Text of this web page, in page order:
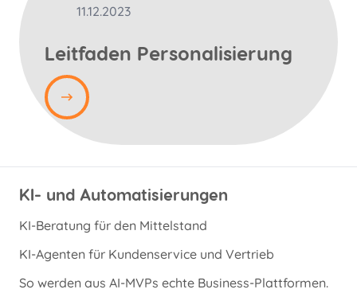
11.12.2023
Leitfaden Personalisierung
KI- und Automatisierungen
KI-Beratung für den Mittelstand
KI-Agenten für Kundenservice und Vertrieb
So werden aus AI-MVPs echte Business-Plattformen.